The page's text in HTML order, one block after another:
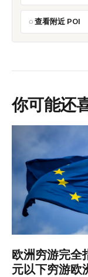
查看附近 POI
你可能还
欧洲穷游完全
元以下穷游欧